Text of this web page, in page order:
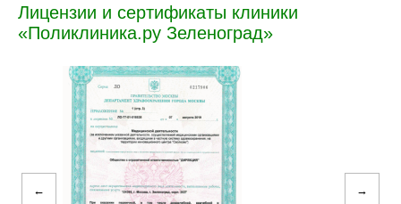
Лицензии и сертификаты клиники
«Поликлиника.ру Зеленоград»
← →